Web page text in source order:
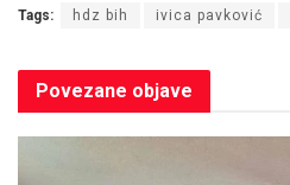
Tags: hdz bih ivica pavković
Povezane objave